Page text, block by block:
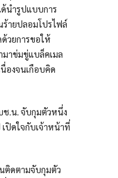
นำรูปแบบการ
ายปลอมโปรไฟล์
วยการขอให้
มาข่มขู่แบล็คเมล
องจนเกือบคิด
ช.น. จับกุมตัวหนึ่ง
ปิดใจกับเจ้าหน้าที่
ติดตามจับกุมตัว